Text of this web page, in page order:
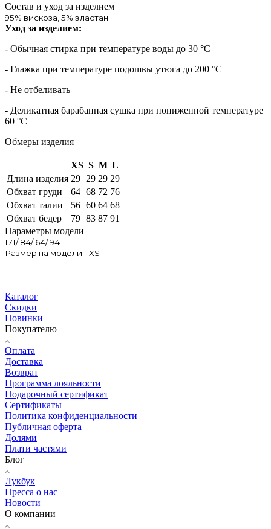
Состав и уход за изделием
95% вискоза, 5% эластан
Уход за изделием:
- Обычная стирка при температуре воды до 30 °C
- Глажка при температуре подошвы утюга до 200 °C
- Не отбеливать
- Деликатная барабанная сушка при пониженной температуре
60 °C
Обмеры изделия
XS S M L
Длина изделия 29 29 29 29
Обхват груди
64 68 72 76
Обхват талии
56 60 64 68
Обхват бедер
79 83 87 91
Параметры модели
171/ 84/ 64/ 94
Размер на модели - XS
Каталог
Скидки
Новинки
Покупателю
Оплата
Доставка
Возврат
Программа лояльности
Подарочный сертификат
Сертификаты
Политика конфиденциальности
Публичная оферта
Долями
Плати частями
Блог
Лукбук
Пресса о нас
Новости
О компании